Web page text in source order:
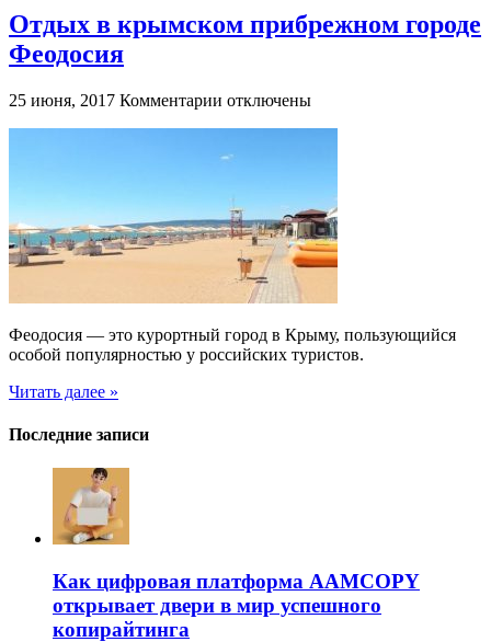
Отдых в крымском прибрежном городе
Феодосия
25 июня, 2017 Комментарии к
в
прибрежном
городе
Феодосия
отключены
Феодосия — это курортный город в Крыму, пользующийся
особой популярностью у российских туристов.
Читать далее »
Последние записи
Как цифровая платформа AAMCOPY
открывает двери в мир успешного
копирайтинга